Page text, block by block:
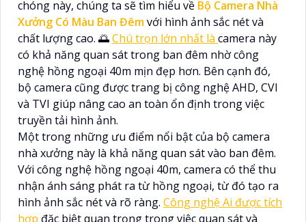
chóng này, chúng ta sẽ tìm hiểu về Bộ Camera Nhà
Xưởng Có Màu Ban Đêmvới hình ảnh sắc nét và
chất lượng cao. 🌅Chú trọn lớn nhất là camera này
có khả năng quan sát trong ban đêm nhờ công
nghệ hồng ngoại 40m mịn đẹp hơn. Bên cạnh đó,
bộ camera cũng được trang bị công nghệ AHD, CVI
và TVI giúp nâng cao an toàn ổn định trong việc
truyền tải hình ảnh.
Một trong những ưu điểm nổi bật của bộ camera
nhà xưởng này là khả năng quan sát vào ban đêm.
Với công nghệ hồng ngoại 40m, camera có thể thu
nhận ánh sáng phát ra từ hồng ngoại, từ đó tạo ra
hình ảnh sắc nét và rõ ràng. Công nghệ Ai được tích
hợp đặc biệt quan trọng trong việc quan sát và